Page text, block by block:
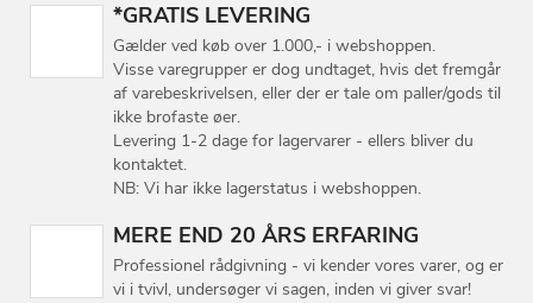
*GRATIS LEVERING
Gælder ved køb over 1.000,- i webshoppen.
Visse varegrupper er dog undtaget, hvis det fremgår
af varebeskrivelsen, eller der er tale om paller/gods til
ikke brofaste øer.
Levering 1-2 dage for lagervarer - ellers bliver du
kontaktet.
NB: Vi har ikke lagerstatus i webshoppen.
MERE END 20 ÅRS ERFARING
Professionel rådgivning - vi kender vores varer, og er
vi i tvivl, undersøger vi sagen, inden vi giver svar!